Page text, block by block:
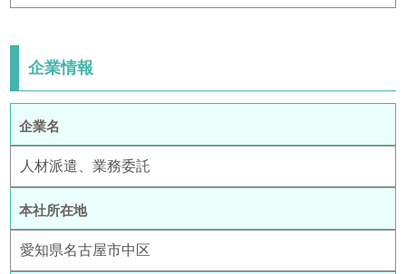
企業情報
企業名
人材派遣、業務委託
本社所在地
愛知県名古屋市中区